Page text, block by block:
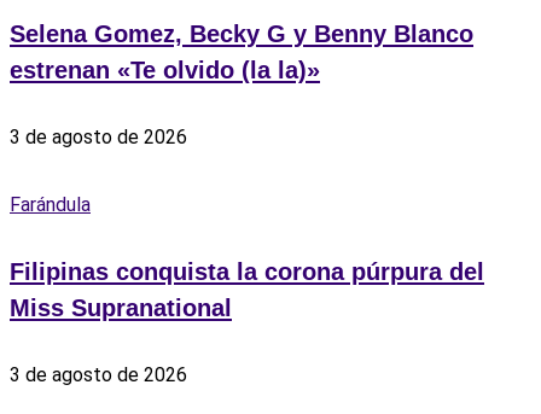
Selena Gomez, Becky G y Benny Blanco
estrenan «Te olvido (la la)»
3 de agosto de 2026
Farándula
Filipinas conquista la corona púrpura del
Miss Supranational
3 de agosto de 2026